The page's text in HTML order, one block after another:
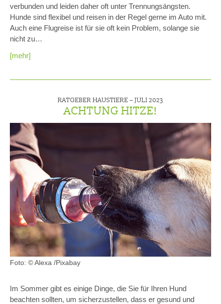
verbunden und leiden daher oft unter Trennungsängsten.
Hunde sind flexibel und reisen in der Regel gerne im Auto mit.
Auch eine Flugreise ist für sie oft kein Problem, solange sie
nicht zu…
[mehr]
RATGEBER HAUSTIERE – JULI 2023
ACHTUNG HITZE!
Foto: © Alexa /Pixabay
Im Sommer gibt es einige Dinge, die Sie für Ihren Hund
beachten sollten, um sicherzustellen, dass er gesund und